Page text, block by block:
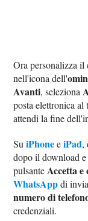
Ora personalizza
nell'icona dell'
Avanti, seleziona
posta elettronica
attendi la fine
SuiPhoneeiPad,
dopo il download
pulsanteAccetta
WhatsAppdi
numero di
credenziali.